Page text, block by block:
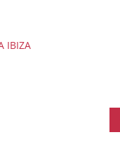
IBIZA